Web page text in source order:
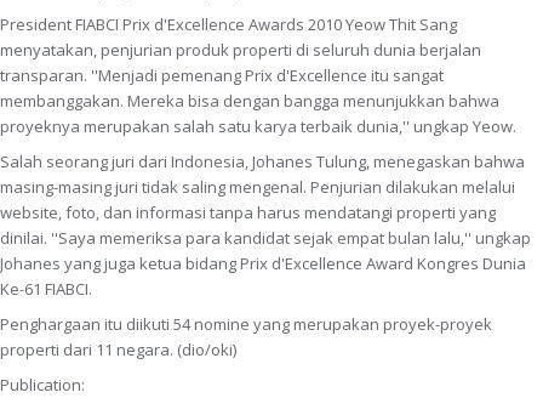
President FIABCI Prix d'Excellence Awards 2010 Yeow Thit Sang
menyatakan, penjurian produk properti di seluruh dunia berjalan
transparan. ''Menjadi pemenang Prix d'Excellence itu sangat
membanggakan. Mereka bisa dengan bangga menunjukkan bahwa
proyeknya merupakan salah satu karya terbaik dunia,'' ungkap Yeow.
Salah seorang juri dari Indonesia, Johanes Tulung, menegaskan bahwa
masing-masing juri tidak saling mengenal. Penjurian dilakukan melalui
website, foto, dan informasi tanpa harus mendatangi properti yang
dinilai. ''Saya memeriksa para kandidat sejak empat bulan lalu,'' ungkap
Johanes yang juga ketua bidang Prix d'Excellence Award Kongres Dunia
Ke-61 FIABCI.
Penghargaan itu diikuti 54 nomine yang merupakan proyek-proyek
properti dari 11 negara. (dio/oki)
Publication: